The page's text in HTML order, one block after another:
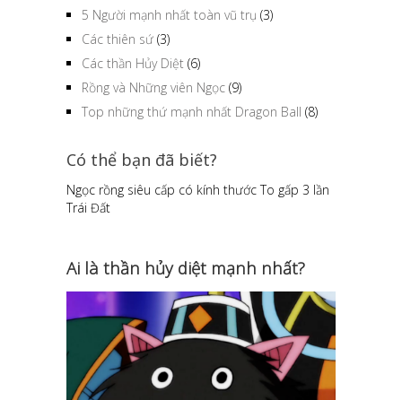
5 Người mạnh nhất toàn vũ trụ (3)
Các thiên sứ (3)
Các thần Hủy Diệt (6)
Rồng và Những viên Ngọc (9)
Top những thứ mạnh nhất Dragon Ball (8)
Có thể bạn đã biết?
Ngọc rồng siêu cấp có kính thước To gấp 3 lần
Trái Đất
Ai là thần hủy diệt mạnh nhất?